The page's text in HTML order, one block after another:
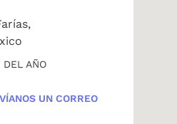
DEL AÑO
UN CORREO